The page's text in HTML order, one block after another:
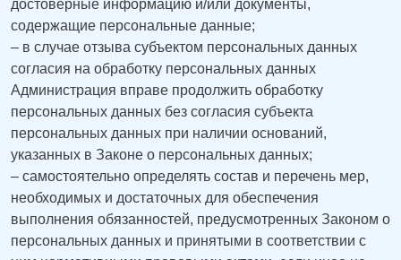
достоверные информацию и/или документы,
содержащие персональные данные;
– в случае отзыва субъектом персональных данных
согласия на обработку персональных данных
Администрация вправе продолжить обработку
персональных данных без согласия субъекта
персональных данных при наличии оснований,
указанных в Законе о персональных данных;
– самостоятельно определять состав и перечень мер,
необходимых и достаточных для обеспечения
выполнения обязанностей, предусмотренных Законом о
персональных данных и принятыми в соответствии с